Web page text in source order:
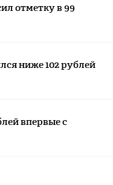
отметку в 99
ниже 102 рублей
впервые с